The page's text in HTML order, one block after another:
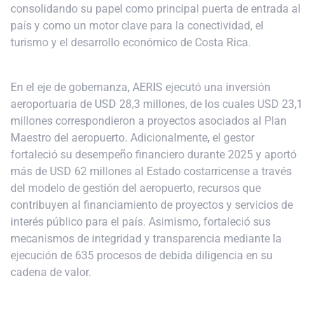
consolidando su papel como principal puerta de entrada al
país y como un motor clave para la conectividad, el
turismo y el desarrollo económico de Costa Rica.
En el eje de gobernanza, AERIS ejecutó una inversión
aeroportuaria de USD 28,3 millones, de los cuales USD 23,1
millones correspondieron a proyectos asociados al Plan
Maestro del aeropuerto. Adicionalmente, el gestor
fortaleció su desempeño financiero durante 2025 y aportó
más de USD 62 millones al Estado costarricense a través
del modelo de gestión del aeropuerto, recursos que
contribuyen al financiamiento de proyectos y servicios de
interés público para el país. Asimismo, fortaleció sus
mecanismos de integridad y transparencia mediante la
ejecución de 635 procesos de debida diligencia en su
cadena de valor.